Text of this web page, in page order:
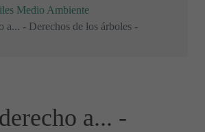
Medio Ambiente
a... - Derechos de los árboles -
a... -